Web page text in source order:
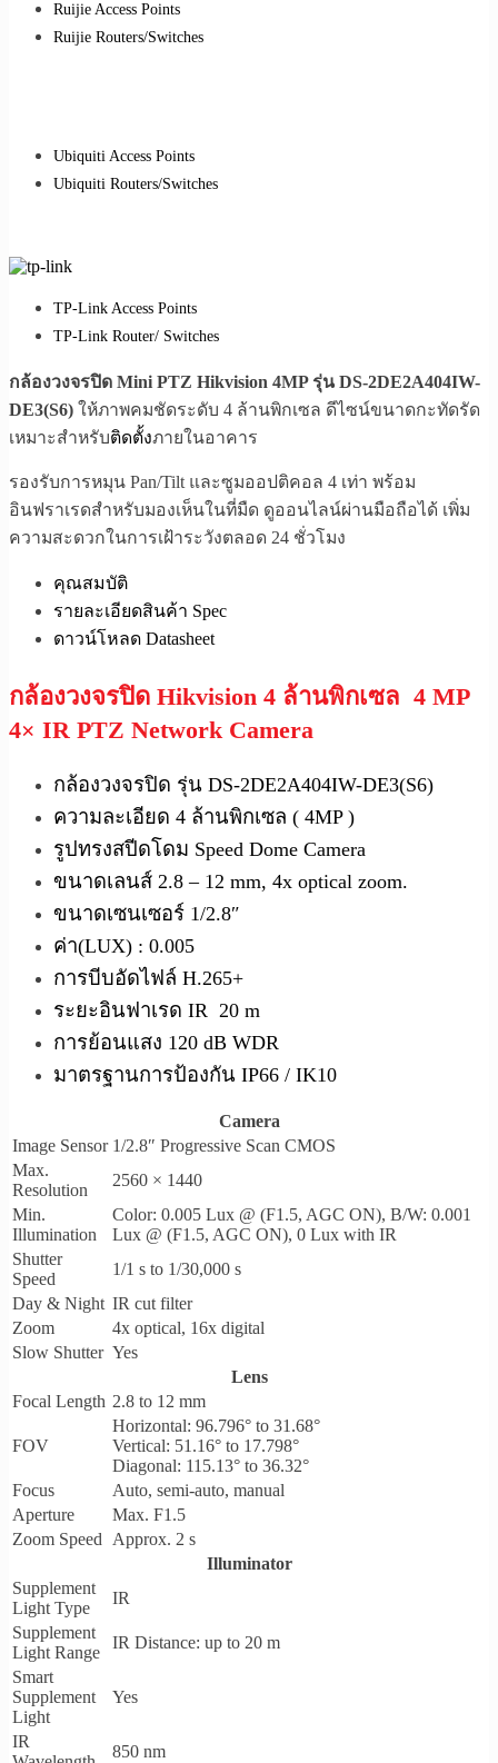
Ruijie Access Points
Ruijie Routers/Switches
Ubiquiti Access Points
Ubiquiti Routers/Switches
TP-Link Access Points
TP-Link Router/ Switches
กล้องวงจรปิด Mini PTZ Hikvision 4MP รุ่น DS-2DE2A404IW-
DE3(S6) ให้ภาพคมชัดระดับ 4 ล้านพิกเซล ดีไซน์ขนาดกะทัดรัด
เหมาะสำหรับติดตั้งภายในอาคาร
รองรับการหมุน Pan/Tilt และซูมออปติคอล 4 เท่า พร้อม
อินฟราเรดสำหรับมองเห็นในที่มืด ดูออนไลน์ผ่านมือถือได้ เพิ่ม
ความสะดวกในการเฝ้าระวังตลอด 24 ชั่วโมง
คุณสมบัติ
รายละเอียดสินค้า Spec
ดาวน์โหลด Datasheet
กล้องวงจรปิด Hikvision 4 ล้านพิกเซล 4 MP
4× IR PTZ Network Camera
กล้องวงจรปิด รุ่น DS-2DE2A404IW-DE3(S6)
ความละเอียด 4 ล้านพิกเซล ( 4MP )
รูปทรงสปีดโดม Speed Dome Camera
ขนาดเลนส์ 2.8 – 12 mm, 4x optical zoom.
ขนาดเซนเซอร์ 1/2.8″
ค่า(LUX) : 0.005
การบีบอัดไฟล์ H.265+
ระยะอินฟาเรด IR 20 m
การย้อนแสง 120 dB WDR
มาตรฐานการป้องกัน IP66 / IK10
Camera
Image Sensor 1/2.8″ Progressive Scan CMOS
Max.
Resolution
2560 × 1440
Min.
Illumination
Color: 0.005 Lux @ (F1.5, AGC ON), B/W: 0.001
Lux @ (F1.5, AGC ON), 0 Lux with IR
Shutter
Speed
1/1 s to 1/30,000 s
Day & Night IR cut filter
Zoom
4x optical, 16x digital
Slow Shutter Yes
Lens
Focal Length 2.8 to 12 mm
FOV
Horizontal: 96.796° to 31.68°
Vertical: 51.16° to 17.798°
Diagonal: 115.13° to 36.32°
Focus
Auto, semi-auto, manual
Aperture
Max. F1.5
Zoom Speed
Approx. 2 s
Illuminator
Supplement
Light Type
IR
Supplement
Light Range
IR Distance: up to 20 m
Smart
Supplement
Light
Yes
IR
850 nm